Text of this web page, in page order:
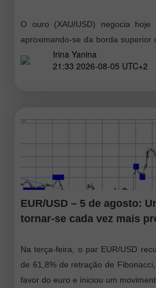
O ouro (XAU/USD) negocia hoje
aproximando‑se da borda superior
negociação. Do ponto de vista
intradiário acima da média
Irina Yanina
21:33 2026-08-05 UTC+2
EUR/USD – 5 de agosto:
tornar-se cada vez mais
Na terça-feira, o par EUR/USD
de 61,8% de retração de
favor do euro e iniciou um